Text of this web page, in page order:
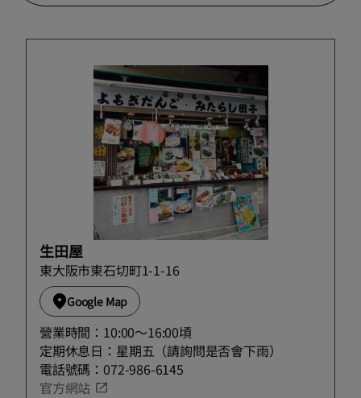
生田屋
東大阪市東石切町1-1-16
Google Map
營業時間：10:00〜16:00頃
定期休息日：星期五（請詢問是否會下雨）
電話號碼：072-986-6145
官方網站